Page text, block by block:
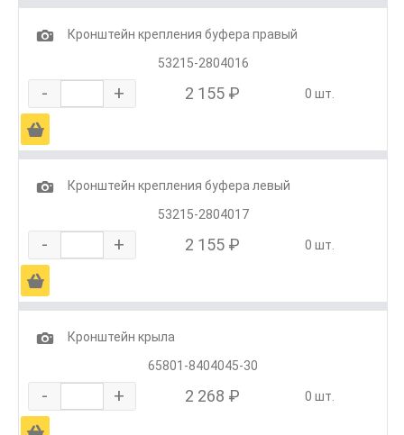
1
Кронштейн крепления буфера правый
53215-2804016
- + 2 155 ₽ 0 шт.
Ä
1
Кронштейн крепления буфера левый
53215-2804017
- + 2 155 ₽ 0 шт.
Ä
1
Кронштейн крыла
65801-8404045-30
- + 2 268 ₽ 0 шт.